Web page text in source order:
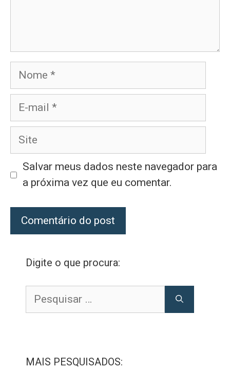
Nome
Site
Salvar meus dados neste navegador para
a próxima vez que eu comentar.
Digite o que procura:
por:
MAIS PESQUISADOS: